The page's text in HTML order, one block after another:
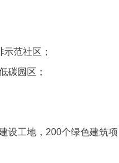
范社区；
碳园区；
工地，200个绿色建筑项